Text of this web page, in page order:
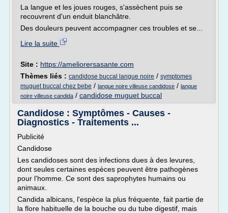
La langue et les joues rouges, s'assèchent puis se
recouvrent d'un enduit blanchâtre.
Des douleurs peuvent accompagner ces troubles et se...
Lire la suite
Site : https://ameliorersasante.com
Thèmes liés : candidose buccal langue noire / symptomes
muguet buccal chez bebe / langue noire villeuse candidose / langue
noire villeuse candida / candidose muguet buccal
Candidose : Symptômes - Causes -
Diagnostics - Traitements ...
Publicité
Candidose
Les candidoses sont des infections dues à des levures,
dont seules certaines espèces peuvent être pathogènes
pour l'homme. Ce sont des saprophytes humains ou
animaux.
Candida albicans, l'espèce la plus fréquente, fait partie de
la flore habituelle de la bouche ou du tube digestif, mais